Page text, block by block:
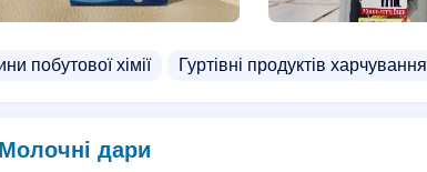
побутової хімії Гуртівні продуктів харчування
дари